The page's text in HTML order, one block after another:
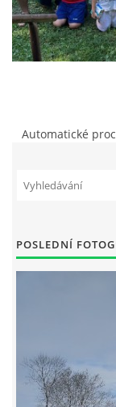
JAK SE STÁT
PLÁN AKCÍ
PROBĚHLÉ AKCE
RYBÁŘSKÝ ŘÁD
Automatické
POSLEDNÍ